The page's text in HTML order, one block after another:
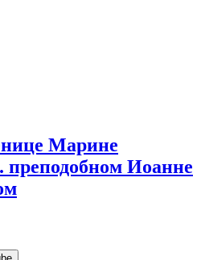
Марине
преподобном Иоанне